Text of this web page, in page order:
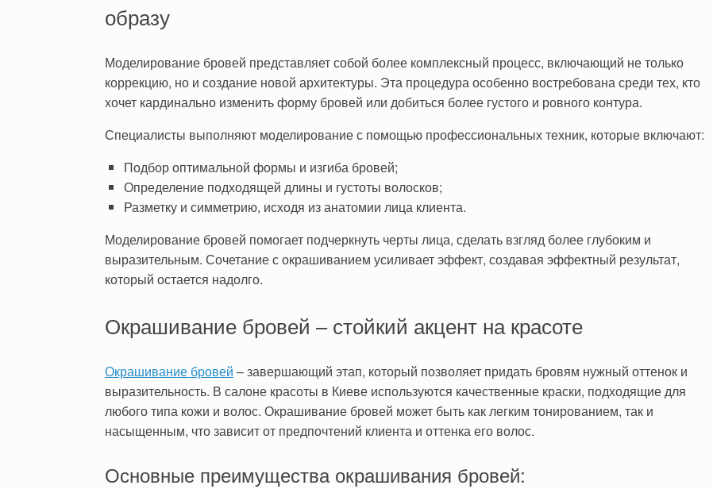
образу
Моделирование бровей представляет собой более комплексный процесс, включающий не только
коррекцию, но и создание новой архитектуры. Эта процедура особенно востребована среди тех, кто
хочет кардинально изменить форму бровей или добиться более густого и ровного контура.
Специалисты выполняют моделирование с помощью профессиональных техник, которые включают:
Подбор оптимальной формы и изгиба бровей;
Определение подходящей длины и густоты волосков;
Разметку и симметрию, исходя из анатомии лица клиента.
Моделирование бровей помогает подчеркнуть черты лица, сделать взгляд более глубоким и
выразительным. Сочетание с окрашиванием усиливает эффект, создавая эффектный результат,
который остается надолго.
Окрашивание бровей – стойкий акцент на красоте
Окрашивание бровей – завершающий этап, который позволяет придать бровям нужный оттенок и
выразительность. В салоне красоты в Киеве используются качественные краски, подходящие для
любого типа кожи и волос. Окрашивание бровей может быть как легким тонированием, так и
насыщенным, что зависит от предпочтений клиента и оттенка его волос.
Основные преимущества окрашивания бровей: